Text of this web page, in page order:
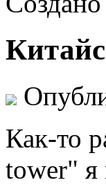
Как-то
tower" я